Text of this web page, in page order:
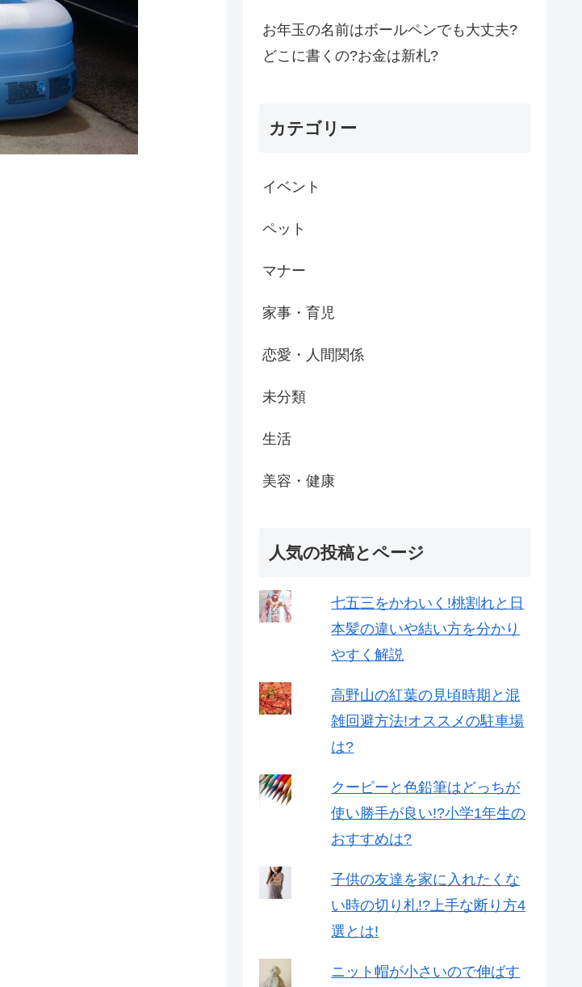
お年玉の名前はボールペンでも大丈夫?
どこに書くの?お金は新札?
カテゴリー
イベント
ペット
マナー
家事・育児
恋愛・人間関係
未分類
生活
美容・健康
人気の投稿とページ
七五三をかわいく!桃割れと日
本髪の違いや結い方を分かり
やすく解説
高野山の紅葉の見頃時期と混
雑回避方法!オススメの駐車場
は?
クーピーと色鉛筆はどっちが
使い勝手が良い!?小学1年生の
おすすめは?
子供の友達を家に入れたくな
い時の切り札!?上手な断り方4
選とは!
ニット帽が小さいので伸ばす